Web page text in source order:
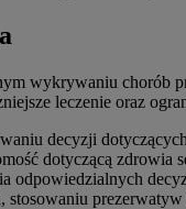
wykrywaniu chorób
leczenie oraz
decyzji
dotyczącą
odpowiedzialnych